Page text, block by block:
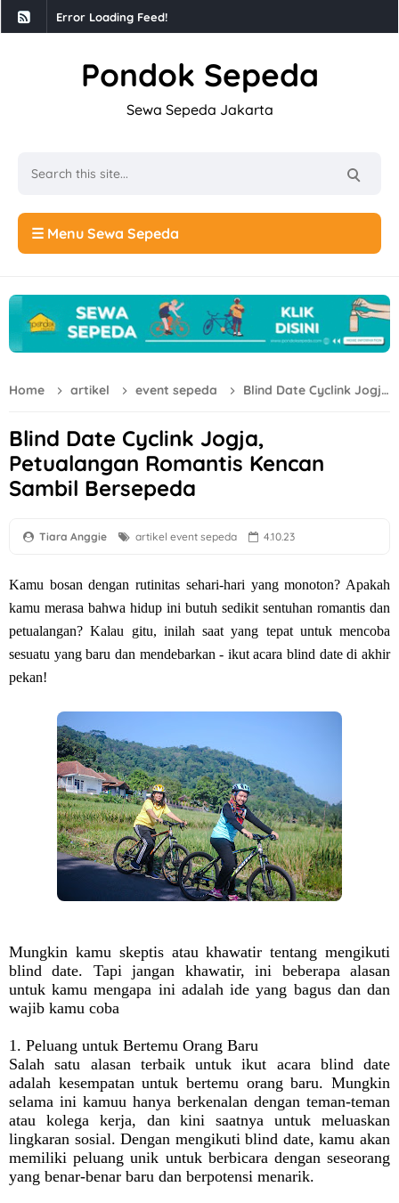
Error Loading Feed!
Pondok Sepeda
Sewa Sepeda Jakarta
☰ Menu Sewa Sepeda
Home artikel event sepeda Blind Date Cyclink Jogja, Petualangan Romantis Kencan Sambil Bersepeda
Blind Date Cyclink Jogja,
Petualangan Romantis Kencan
Sambil Bersepeda
Tiara Anggie artikel event sepeda 4.10.23
Kamu bosan dengan rutinitas sehari-hari yang monoton? Apakah
kamu merasa bahwa hidup ini butuh sedikit sentuhan romantis dan
petualangan? Kalau gitu, inilah saat yang tepat untuk mencoba
sesuatu yang baru dan mendebarkan - ikut acara blind date di akhir
pekan!
Mungkin kamu skeptis atau khawatir tentang mengikuti
blind date. Tapi jangan khawatir, ini beberapa alasan
untuk kamu mengapa ini adalah ide yang bagus dan dan
wajib kamu coba
1. Peluang untuk Bertemu Orang Baru
Salah satu alasan terbaik untuk ikut acara blind date
adalah kesempatan untuk bertemu orang baru. Mungkin
selama ini kamuu hanya berkenalan dengan teman-teman
atau kolega kerja, dan kini saatnya untuk meluaskan
lingkaran sosial. Dengan mengikuti blind date, kamu akan
memiliki peluang unik untuk berbicara dengan seseorang
yang benar-benar baru dan berpotensi menarik.